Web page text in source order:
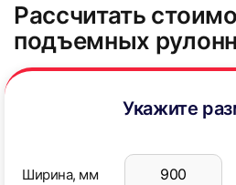
48
Рассчитать
подъемных
Укажите
Ширина, мм